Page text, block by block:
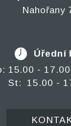
Nahořany
Úřední
15.00 -
St: 15.00 -